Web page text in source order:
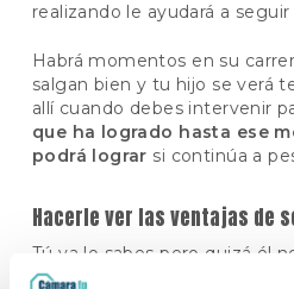
realizando le ayudará a
Habrá momentos en su
salgan bien y tu hijo se verá
allí cuando debes intervenir
que ha logrado hasta ese
podrá lograr si continúa a
Hacerle ver las ventajas de
Tú ya lo sabes pero quizá él
ventajas que tiene seguir